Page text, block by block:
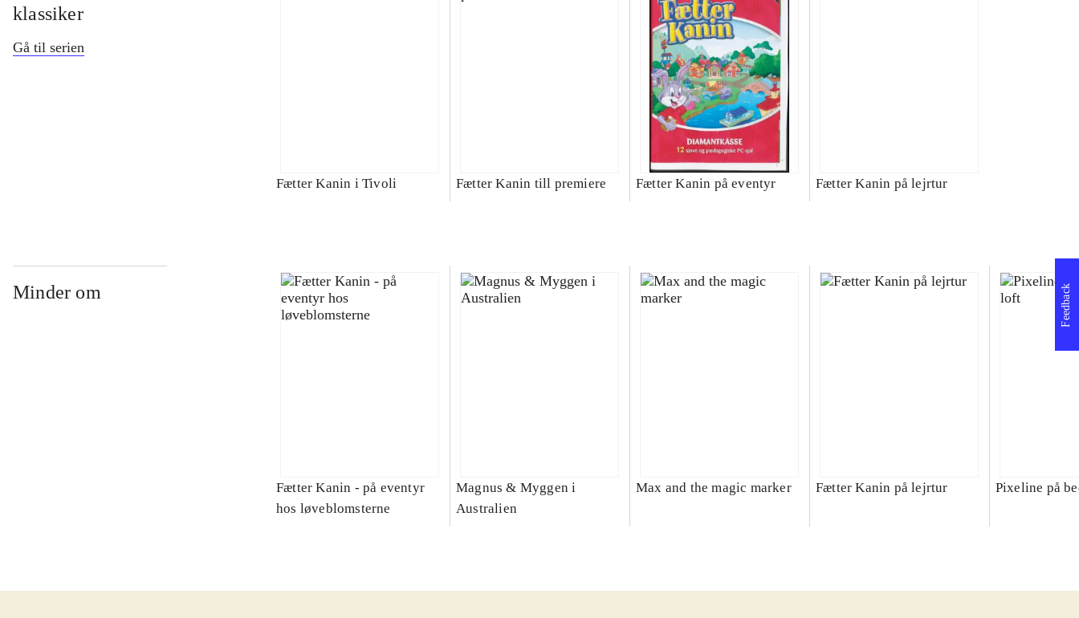
klassiker
Gå til serien
Fætter Kanin i Tivoli Fætter Kanin till premiere Fætter Kanin på eventyr Fætter Kanin på lejrtur
Minder om
Fætter Kanin - på eventyr
hos løveblomsterne
Magnus & Myggen i
Australien
Max and the magic marker Fætter Kanin på lejrtur Pixeline på
Feedback